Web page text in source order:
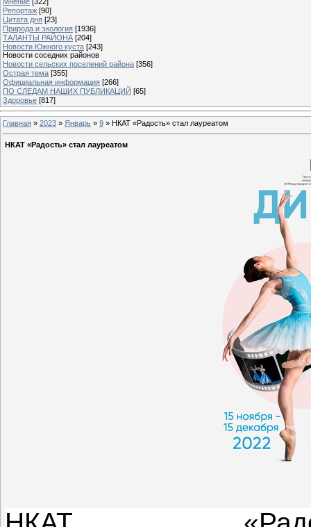
Репортаж [90]
Цитата дня [23]
Природа и экология [1936]
ТАЛАНТЫ РАЙОНА [204]
Новости Южного куста [243]
Новости соседних районов
Новости сельских поселений района [356]
Острая тема [355]
Официальная информация [266]
ПО СЛЕДАМ НАШИХ ПУБЛИКАЦИЙ [65]
Здоровье [817]
Главная » 2023 » Январь » 9 » НКАТ «Радость» стал лауреатом
НКАТ «Радость» стал лауреатом